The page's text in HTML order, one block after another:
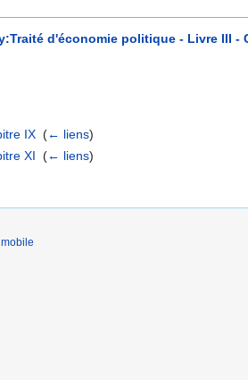
d'économie politique - Livre III -
IX ‎(← liens)
XI ‎(← liens)